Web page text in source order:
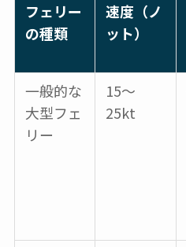
フェリー
の種類
速度（ノ
ット）
一般的な
大型フェ
リー
15～
25kt